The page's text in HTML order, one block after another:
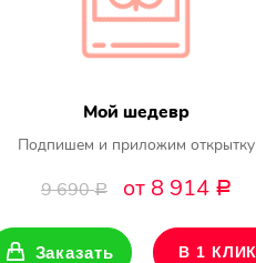
Мой шедевр
Подпишем и приложим открытку
9 690Р от 8 914 Р
Заказать В 1 КЛИК